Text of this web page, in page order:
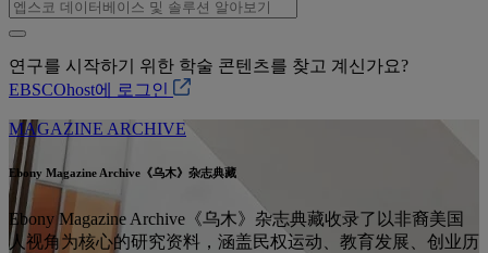
연구를 시작하기 위한 학술 콘텐츠를 찾고 계신가요?
EBSCOhost에 로그인
MAGAZINE ARCHIVE
Ebony Magazine Archive《乌木》杂志典藏
Ebony Magazine Archive《乌木》杂志典藏收录了以非裔美国
人视角为核心的研究资料，涵盖民权运动、教育发展、创业历